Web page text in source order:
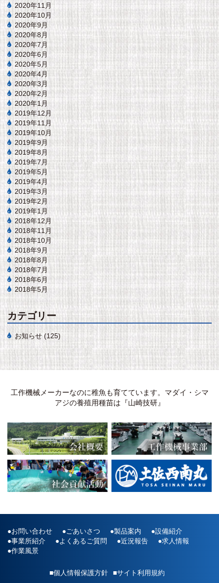
2020年11月
2020年10月
2020年9月
2020年8月
2020年7月
2020年6月
2020年5月
2020年4月
2020年3月
2020年2月
2020年1月
2019年12月
2019年11月
2019年10月
2019年9月
2019年8月
2019年7月
2019年5月
2019年4月
2019年3月
2019年2月
2019年1月
2018年12月
2018年11月
2018年10月
2018年9月
2018年8月
2018年7月
2018年6月
2018年5月
カテゴリー
お知らせ (125)
工作機械メーカーなのに稚魚も育てています。マダイ・シマ
アジの養殖用種苗は『山崎技研』
お問い合わせ ごあいさつ 製品案内
設備紹介
事業所紹介
よくあるご質問 近況報告
求人情報
作業風景
■個人情報保護方針 ■サイト利用規約